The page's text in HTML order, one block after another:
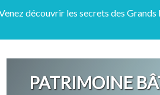
découvrir les secrets des Grands
PATRIMOINE